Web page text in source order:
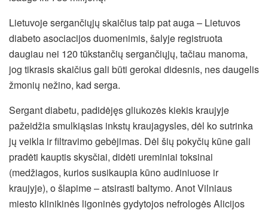
Lietuvoje sergančiųjų skaičius taip pat auga – Lietuvos
diabeto asociacijos duomenimis, šalyje registruota
daugiau nei 120 tūkstančių sergančiųjų, tačiau manoma,
jog tikrasis skaičius gali būti gerokai didesnis, nes daugelis
žmonių nežino, kad serga.
Sergant diabetu, padidėjęs gliukozės kiekis kraujyje
pažeidžia smulkiąsias inkstų kraujagysles, dėl ko sutrinka
jų veikla ir filtravimo gebėjimas. Dėl šių pokyčių kūne gali
pradėti kauptis skysčiai, didėti ureminiai toksinai
(medžiagos, kurios susikaupia kūno audiniuose ir
kraujyje), o šlapime – atsirasti baltymo. Anot Vilniaus
miesto klinikinės ligoninės gydytojos nefrologės Alicijos